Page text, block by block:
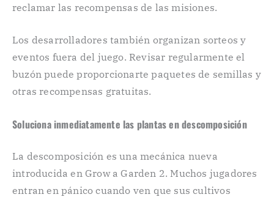
reclamar las recompensas de las misiones.
Los desarrolladores también organizan sorteos y
eventos fuera del juego. Revisar regularmente el
buzón puede proporcionarte paquetes de semillas y
otras recompensas gratuitas.
Soluciona inmediatamente las plantas en descomposición
La descomposición es una mecánica nueva
introducida en Grow a Garden 2. Muchos jugadores
entran en pánico cuando ven que sus cultivos